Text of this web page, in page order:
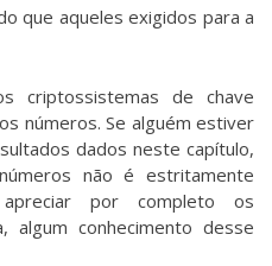
que aqueles exigidos para a
criptossistemas de chave
números. Se alguém estiver
dados neste capítulo,
não é estritamente
por completo os
algum conhecimento desse